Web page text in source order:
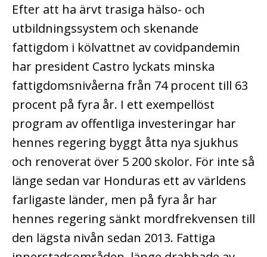
Efter att ha ärvt trasiga hälso- och
utbildningssystem och skenande
fattigdom i kölvattnet av covidpandemin
har president Castro lyckats minska
fattigdomsnivåerna från 74 procent till 63
procent på fyra år. I ett exempellöst
program av offentliga investeringar har
hennes regering byggt åtta nya sjukhus
och renoverat över 5 200 skolor. För inte så
länge sedan var Honduras ett av världens
farligaste länder, men på fyra år har
hennes regering sänkt mordfrekvensen till
den lägsta nivån sedan 2013. Fattiga